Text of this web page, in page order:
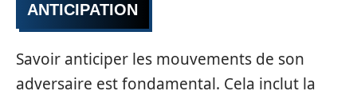
ANTICIPATION
Savoir anticiper les mouvements de son
adversaire est fondamental. Cela inclut la